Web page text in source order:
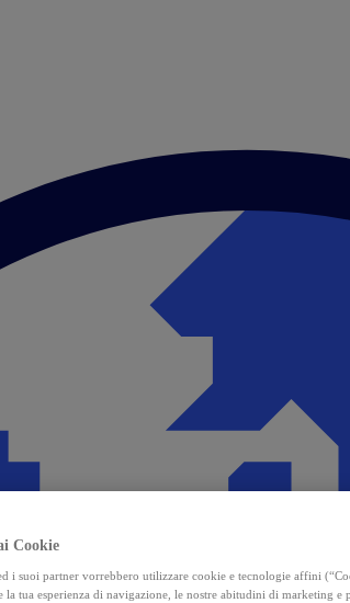
Cookie
i suoi partner vorrebbero utilizzare cookie e tecnologie affini
la tua esperienza di navigazione, le nostre abitudini di marketing e